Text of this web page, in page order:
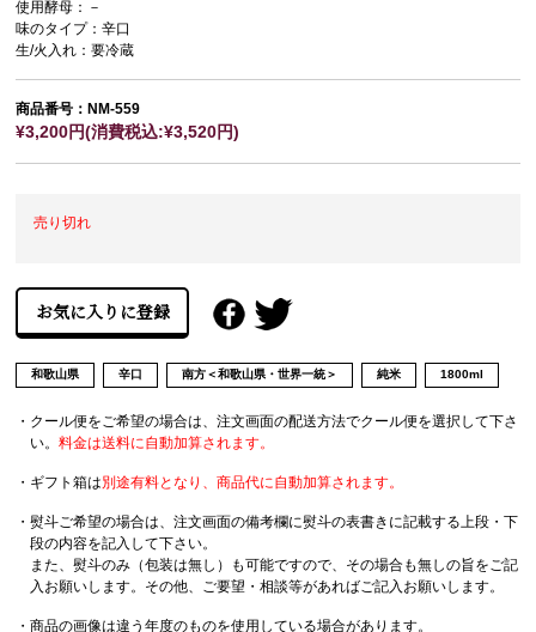
使用酵母：－
味のタイプ：辛口
生/火入れ：要冷蔵
商品番号：NM-559
¥3,200円(消費税込:¥3,520円)
売り切れ
和歌山県 辛口 南方＜和歌山県・世界一統＞ 純米 1800ml
・クール便をご希望の場合は、注文画面の配送方法でクール便を選択して下さ
い。料金は送料に自動加算されます。
・ギフト箱は別途有料となり、商品代に自動加算されます。
・熨斗ご希望の場合は、注文画面の備考欄に熨斗の表書きに記載する上段・下
段の内容を記入して下さい。
また、熨斗のみ（包装は無し）も可能ですので、その場合も無しの旨をご記
入お願いします。その他、ご要望・相談等があればご記入お願いします。
・商品の画像は違う年度のものを使用している場合があります。